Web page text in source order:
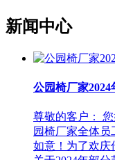
新闻中心
公园椅厂家
尊敬的客户：
园椅厂家全体
如意！为了欢庆